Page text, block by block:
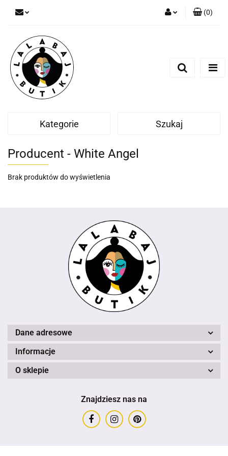
(0)
Kategorie Szukaj
Producent - White Angel
Brak produktów do wyświetlenia
Dane adresowe
Informacje
O sklepie
Znajdziesz nas na